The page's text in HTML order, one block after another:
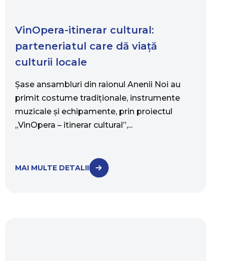
VinOpera-itinerar cultural:
parteneriatul care dă viață
culturii locale
Șase ansambluri din raionul Anenii Noi au
primit costume tradiționale, instrumente
muzicale și echipamente, prin proiectul
„VinOpera – itinerar cultural”,...
MAI MULTE DETALII